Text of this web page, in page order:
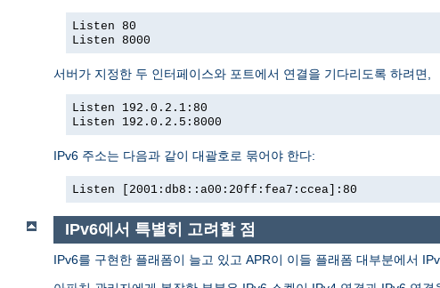
Listen 80
Listen 8000
서버가 지정한 두 인터페이스와 포트에서 연결을 기다리도록 하려면,
Listen 192.0.2.1:80
Listen 192.0.2.5:8000
IPv6 주소는 다음과 같이 대괄호로 묶어야 한다:
Listen [2001:db8::a00:20ff:fea7:ccea]:80
IPv6에서 특별히 고려할 점
IPv6를 구현한 플래폼이 늘고 있고 APR이 이들 플래폼 대부분에서